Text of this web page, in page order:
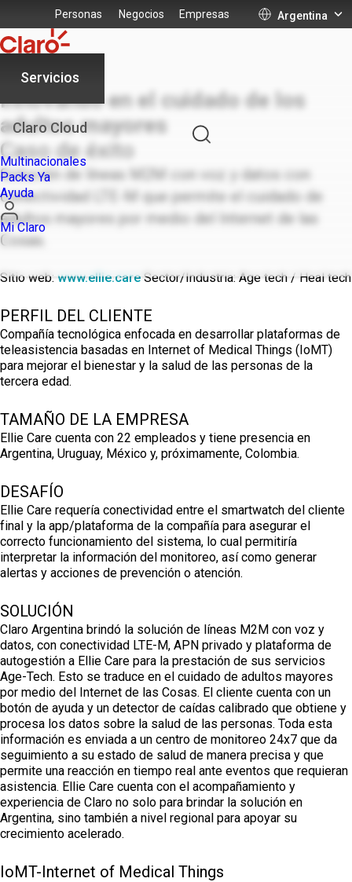
Personas Negocios Empresas Argentina
Servicios
Claro Cloud
Multinacionales
Packs Ya
Ayuda
Mi Claro
Innovando en el cuidado de los
adultos mayores
Caso de éxito
Solución de líneas M2M con voz y datos con
conectividad LTE-M que permite el cuidado de
adultos mayores por medio del Internet de las
Cosas.
Sitio web:www.ellie.careSector/Industria: Age tech / Heal tech
PERFIL DEL CLIENTE
Compañía tecnológica enfocada en desarrollar plataformas de
teleasistencia basadas en Internet of Medical Things (IoMT)
para mejorar el bienestar y la salud de las personas de la
tercera edad.
TAMAÑO DE LA EMPRESA
Ellie Care cuenta con 22 empleados y tiene presencia en
Argentina, Uruguay, México y, próximamente, Colombia.
DESAFÍO
Ellie Care requería conectividad entre el smartwatch del cliente
final y la app/plataforma de la compañía para asegurar el
correcto funcionamiento del sistema, lo cual permitiría
interpretar la información del monitoreo, así como generar
alertas y acciones de prevención o atención.
SOLUCIÓN
Claro Argentina brindó la solución de líneas M2M con voz y
datos, con conectividad LTE-M, APN privado y plataforma de
autogestión a Ellie Care para la prestación de sus servicios
Age-Tech. Esto se traduce en el cuidado de adultos mayores
por medio del Internet de las Cosas. El cliente cuenta con un
botón de ayuda y un detector de caídas calibrado que obtiene y
procesa los datos sobre la salud de las personas. Toda esta
información es enviada a un centro de monitoreo 24x7 que da
seguimiento a su estado de salud de manera precisa y que
permite una reacción en tiempo real ante eventos que requieran
asistencia. Ellie Care cuenta con el acompañamiento y
experiencia de Claro no solo para brindar la solución en
Argentina, sino también a nivel regional para apoyar su
crecimiento acelerado.
IoMT-Internet of Medical Things